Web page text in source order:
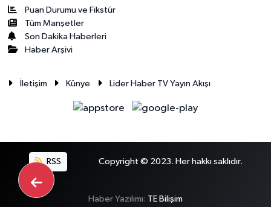
Puan Durumu ve Fikstür
Tüm Manşetler
Son Dakika Haberleri
Haber Arşivi
İletişim Künye Lider Haber TV Yayın Akışı
RSS Copyright © 2023. Her hakkı saklıdır.
Haber Yazılımı: TE Bilişim